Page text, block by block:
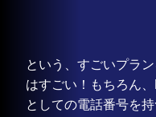
という、すごいプラ
はすごい！もちろん
としての電話番号を